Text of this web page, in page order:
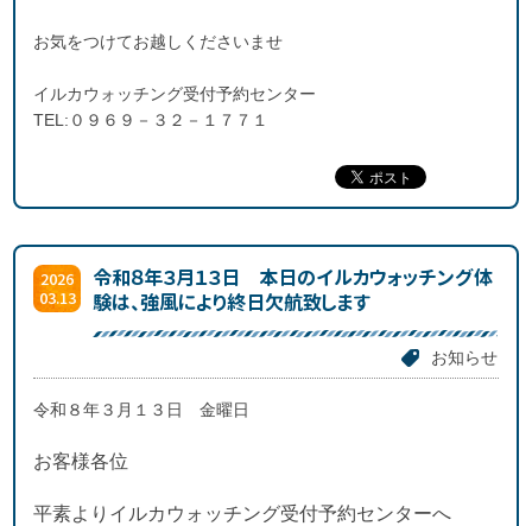
お気をつけてお越しくださいませ
イルカウォッチング受付予約センター
TEL:０９６９－３２－１７７１
2026
03.13
令和８年３月１３日 本日のイルカウォッチング体
験は、強風により終日欠航致します
お知らせ
令和８年３月１３日 金曜日
お客様各位
平素よりイルカウォッチング受付予約センターへ